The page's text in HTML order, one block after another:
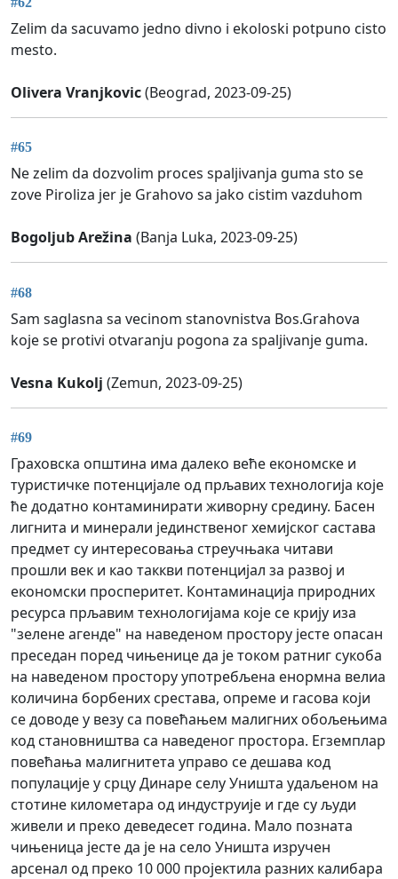
Zelim da sacuvamo jedno divno i ekoloski potpuno cisto
mesto.
Olivera Vranjkovic(Beograd, 2023-09-25)
#65
Ne zelim da dozvolim proces spaljivanja guma sto se
zove Piroliza jer je Grahovo sa jako cistim vazduhom
Bogoljub Arežina (Banja Luka, 2023-09-25)
#68
Sam saglasna sa vecinom stanovnistva Bos.Grahova
koje se protivi otvaranju pogona za spaljivanje guma.
Vesna Kukolj (Zemun, 2023-09-25)
#69
Граховска општина има далеко веће економске и
туристичке потенцијале од прљавих технологија које
ће додатно контаминирати живорну средину. Басен
лигнита и минерали јединственог хемијског састава
предмет су интересовања стреучњака читави
прошли век и као таккви потенцијал за развој и
економски просперитет. Контаминација природних
ресурса прљавим технологијама које се крију иза
"зелене агенде" на наведеном простору јесте опасан
преседан поред чињенице да је током ратниг сукоба
на наведеном простору употребљена енормна велиа
количина борбених срестава, опреме и гасова који
се доводе у везу са повећањем малигних обољењима
код становништва са наведеног простора. Егземплар
повећања малигнитета управо се дешава код
популације у срцу Динаре селу Уништа удаљеном на
стотине километара од индуструије и где су људи
живели и преко деведесет година. Мало позната
чињеница јесте да је на село Уништа изручен
арсенал од преко 10 000 проjектила разних калибара